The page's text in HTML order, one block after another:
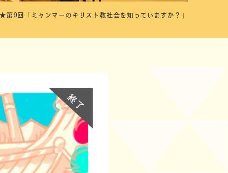
第9回「ミャンマーのキリスト教社会を知っていますか？」
終了